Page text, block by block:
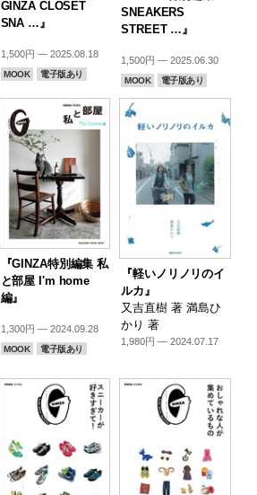
GINZA CLOSET
SNA …』
1,500円 — 2025.08.18
MOOK 電子版あり
SNEAKERS
STREET …』
1,500円 — 2025.06.30
MOOK 電子版あり
『GINZA特別編集 私
と部屋 I'm home
編』
1,300円 — 2024.09.28
MOOK 電子版あり
『軽いノリノリのイ
ルカ』
又吉直樹 著 満島ひ
かり 著
1,980円 — 2024.07.17